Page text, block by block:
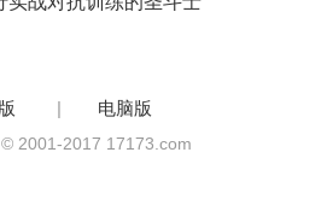
| 电脑版
2001-2017 17173.com